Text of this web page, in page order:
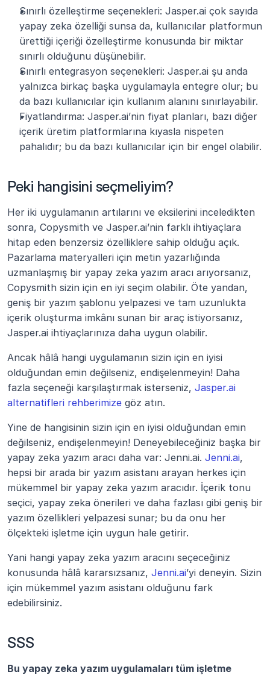
Sınırlı özelleştirme seçenekleri: Jasper.ai çok sayıda
yapay zeka özelliği sunsa da, kullanıcılar platformun
ürettiği içeriği özelleştirme konusunda bir miktar
sınırlı olduğunu düşünebilir.
Sınırlı entegrasyon seçenekleri: Jasper.ai şu anda
yalnızca birkaç başka uygulamayla entegre olur; bu
da bazı kullanıcılar için kullanım alanını sınırlayabilir.
Fiyatlandırma: Jasper.ai’nin fiyat planları, bazı diğer
içerik üretim platformlarına kıyasla nispeten
pahalıdır; bu da bazı kullanıcılar için bir engel olabilir.
Peki hangisini seçmeliyim?
Her iki uygulamanın artılarını ve eksilerini inceledikten
sonra, Copysmith ve Jasper.ai’nin farklı ihtiyaçlara
hitap eden benzersiz özelliklere sahip olduğu açık.
Pazarlama materyalleri için metin yazarlığında
uzmanlaşmış bir yapay zeka yazım aracı arıyorsanız,
Copysmith sizin için en iyi seçim olabilir. Öte yandan,
geniş bir yazım şablonu yelpazesi ve tam uzunlukta
içerik oluşturma imkânı sunan bir araç istiyorsanız,
Jasper.ai ihtiyaçlarınıza daha uygun olabilir.
Ancak hâlâ hangi uygulamanın sizin için en iyisi
olduğundan emin değilseniz, endişelenmeyin! Daha
fazla seçeneği karşılaştırmak isterseniz, Jasper.ai
alternatifleri rehberimize göz atın.
Yine de hangisinin sizin için en iyisi olduğundan emin
değilseniz, endişelenmeyin! Deneyebileceğiniz başka bir
yapay zeka yazım aracı daha var: Jenni.ai. Jenni.ai,
hepsi bir arada bir yazım asistanı arayan herkes için
mükemmel bir yapay zeka yazım aracıdır. İçerik tonu
seçici, yapay zeka önerileri ve daha fazlası gibi geniş bir
yazım özellikleri yelpazesi sunar; bu da onu her
ölçekteki işletme için uygun hale getirir.
Yani hangi yapay zeka yazım aracını seçeceğiniz
konusunda hâlâ kararsızsanız, Jenni.ai’yi deneyin. Sizin
için mükemmel yazım asistanı olduğunu fark
edebilirsiniz.
SSS
Bu yapay zeka yazım uygulamaları tüm işletme